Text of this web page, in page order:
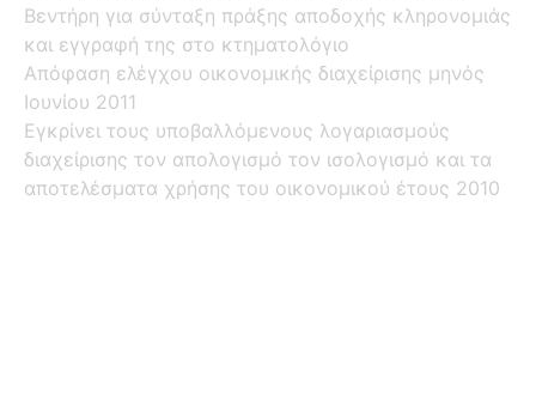
Βεντήρη για σύνταξη πράξης αποδοχής κληρονομιάς
και εγγραφή της στο κτηματολόγιο
Απόφαση ελέγχου οικονομικής διαχείρισης μηνός
Ιουνίου 2011
Εγκρίνει τους υποβαλλόμενους λογαριασμούς
διαχείρισης τον απολογισμό τον ισολογισμό και τα
αποτελέσματα χρήσης του οικονομικού έτους 2010